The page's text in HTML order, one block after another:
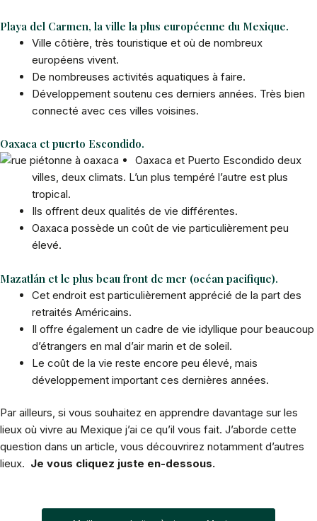
Playa del Carmen, la ville la plus européenne du Mexique.
Ville côtière, très touristique et où de nombreux
européens vivent.
De nombreuses activités aquatiques à faire.
Développement soutenu ces derniers années. Très bien
connecté avec ces villes voisines.
Oaxaca et puerto Escondido.
Oaxaca et Puerto Escondido deux
villes, deux climats. L’un plus tempéré l’autre est plus
tropical.
Ils offrent deux qualités de vie différentes.
Oaxaca possède un coût de vie particulièrement peu
élevé.
Mazatlán et le plus beau front de mer (océan pacifique).
Cet endroit est particulièrement apprécié de la part des
retraités Américains.
Il offre également un cadre de vie idyllique pour beaucoup
d’étrangers en mal d’air marin et de soleil.
Le coût de la vie reste encore peu élevé, mais
développement important ces dernières années.
Par ailleurs, si vous souhaitez en apprendre davantage sur les
lieux où vivre au Mexique j’ai ce qu’il vous fait. J’aborde cette
question dans un article, vous découvrirez notamment d’autres
lieux. Je vous cliquez juste en-dessous.